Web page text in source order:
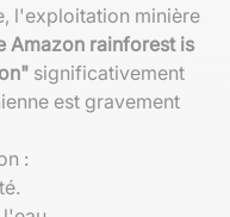
l'exploitation minière
Amazon rainforest is
significativement
est gravement
: